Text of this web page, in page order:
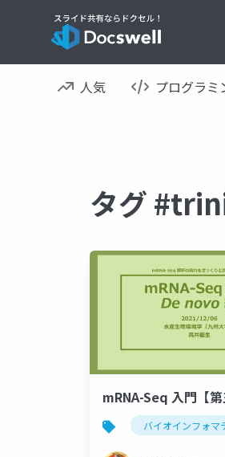
人気 プログラミ
タグ
mRNA-Seq 入門【第
バイオインフォマ